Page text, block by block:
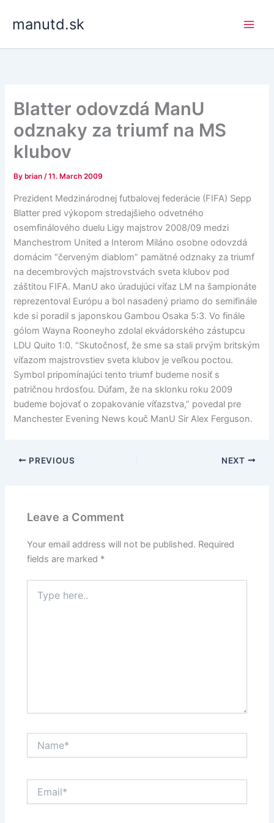
manutd.sk
Blatter odovzdá ManU
odznaky za triumf na MS
klubov
By brian/11. March 2009
Prezident Medzinárodnej futbalovej federácie (FIFA) Sepp
Blatter pred výkopom stredajšieho odvetného
osemfinálového duelu Ligy majstrov 2008/09 medzi
Manchestrom United a Interom Miláno osobne odovzdá
domácim “červeným diablom” pamätné odznaky za triumf
na decembrových majstrovstvách sveta klubov pod
záštitou FIFA. ManU ako úradujúci víťaz LM na šampionáte
reprezentoval Európu a bol nasadený priamo do semifinále
kde si poradil s japonskou Gambou Osaka 5:3. Vo finále
gólom Wayna Rooneyho zdolal ekvádorského zástupcu
LDU Quito 1:0. “Skutočnosť, že sme sa stali prvým britským
víťazom majstrovstiev sveta klubov je veľkou poctou.
Symbol pripomínajúci tento triumf budeme nosiť s
patričnou hrdosťou. Dúfam, že na sklonku roku 2009
budeme bojovať o zopakovanie víťazstva,” povedal pre
Manchester Evening News kouč ManU Sir Alex Ferguson.
PREVIOUS NEXT
Leave a Comment
Your email address will not be published. Required
fields are marked *
here..